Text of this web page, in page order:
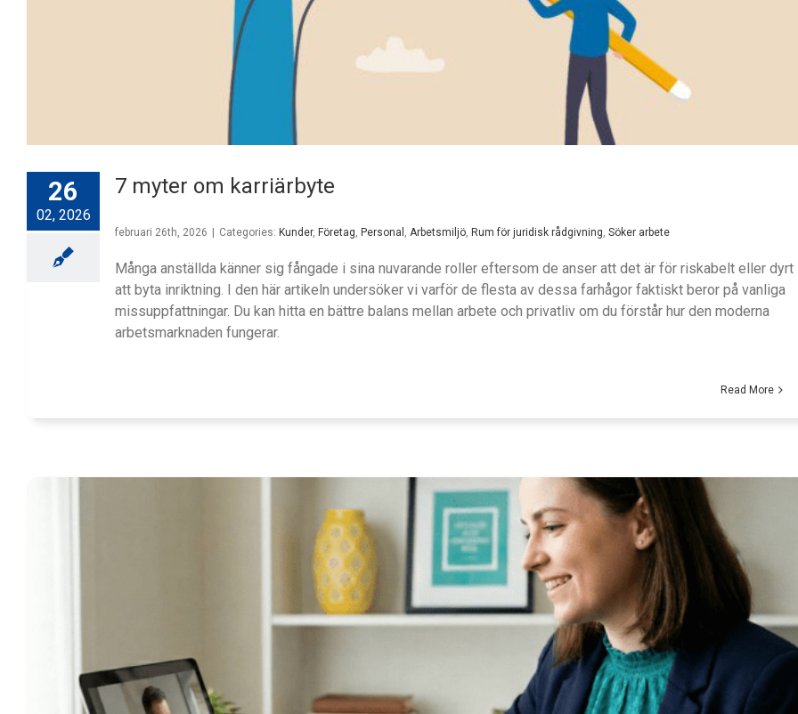
26
02, 2026
7 myter om karriärbyte
februari 26th, 2026 Categories: Kunder, Företag, Personal , Arbetsmiljö, Rum för juridisk rådgivning, Söker arbete
Många anställda känner sig fångade i sina nuvarande roller eftersom de anser att det är för riskabelt eller dyrt
att byta inriktning. I den här artikeln undersöker vi varför de flesta av dessa farhågor faktiskt beror på vanliga
missuppfattningar. Du kan hitta en bättre balans mellan arbete och privatliv om du förstår hur den moderna
arbetsmarknaden fungerar.
Read More